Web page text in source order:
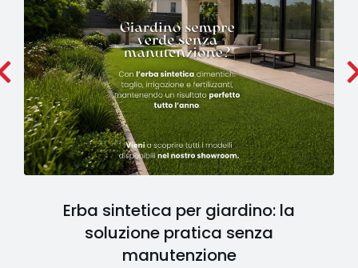
sintetica per giardino: la
pratica senza
manutenzione